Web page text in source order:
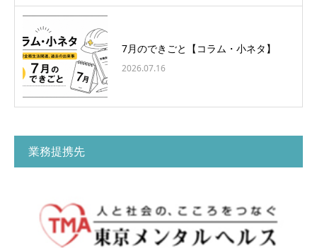
7月のできごと【コラム・小ネタ】
2026.07.16
業務提携先